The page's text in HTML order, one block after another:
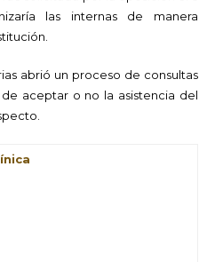
las internas de manera
abrió un proceso de consultas
aceptar o no la asistencia del